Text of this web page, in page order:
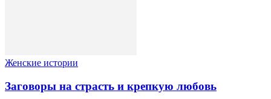
Женские истории
Заговоры на страсть и крепкую любовь